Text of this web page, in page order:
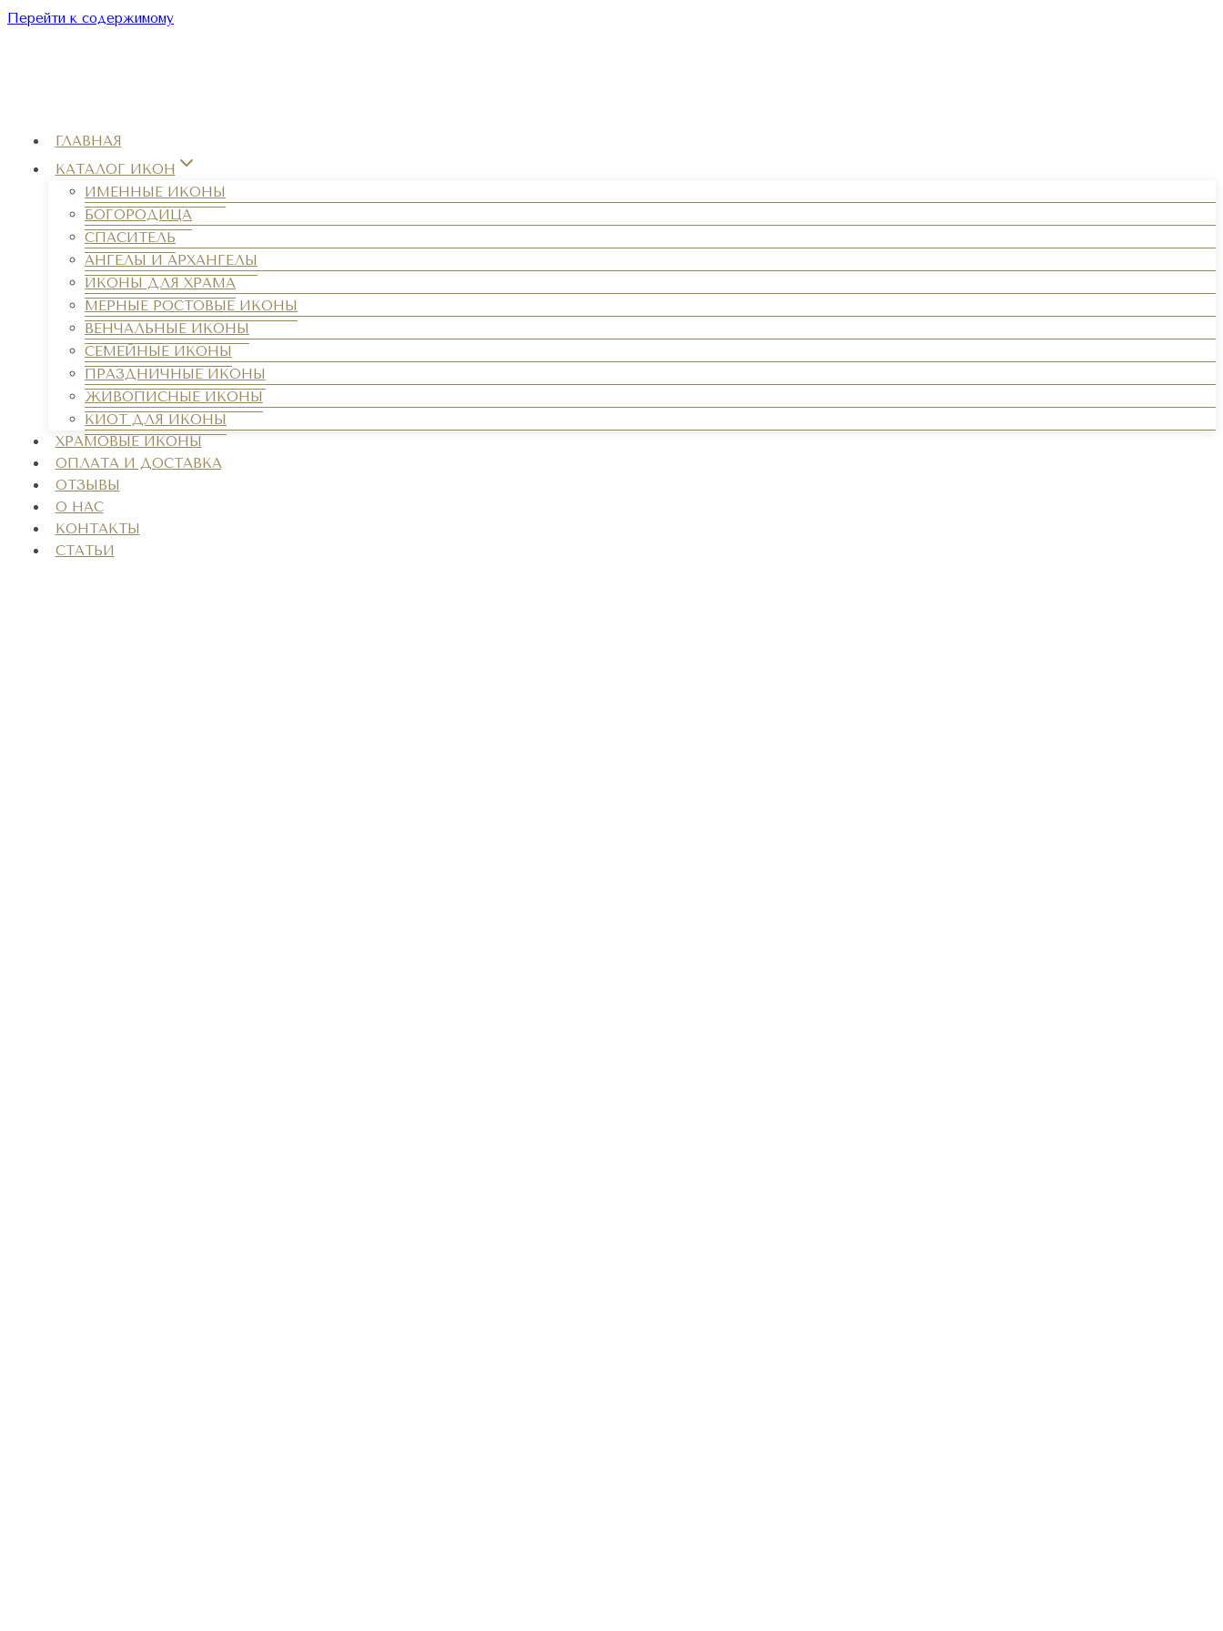
Перейти к содержимому
ГЛАВНАЯ
КАТАЛОГ ИКОН
ИМЕННЫЕ ИКОНЫ
БОГОРОДИЦА
СПАСИТЕЛЬ
АНГЕЛЫ И АРХАНГЕЛЫ
ИКОНЫ ДЛЯ ХРАМА
МЕРНЫЕ РОСТОВЫЕ ИКОНЫ
ВЕНЧАЛЬНЫЕ ИКОНЫ
СЕМЕЙНЫЕ ИКОНЫ
ПРАЗДНИЧНЫЕ ИКОНЫ
ЖИВОПИСНЫЕ ИКОНЫ
КИОТ ДЛЯ ИКОНЫ
ХРАМОВЫЕ ИКОНЫ
ОПЛАТА И ДОСТАВКА
ОТЗЫВЫ
О НАС
КОНТАКТЫ
СТАТЬИ